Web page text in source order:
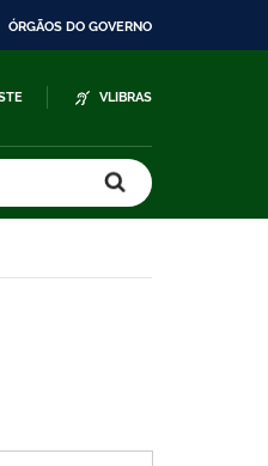
ÓRGÃOS DO GOVERNO
VLIBRAS